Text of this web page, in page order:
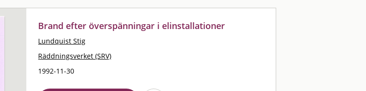
Brand efter överspänningar i elinstallationer
Lundquist Stig
Räddningsverket (SRV)
1992-11-30